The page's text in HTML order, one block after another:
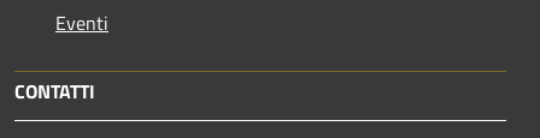
Eventi
CONTATTI